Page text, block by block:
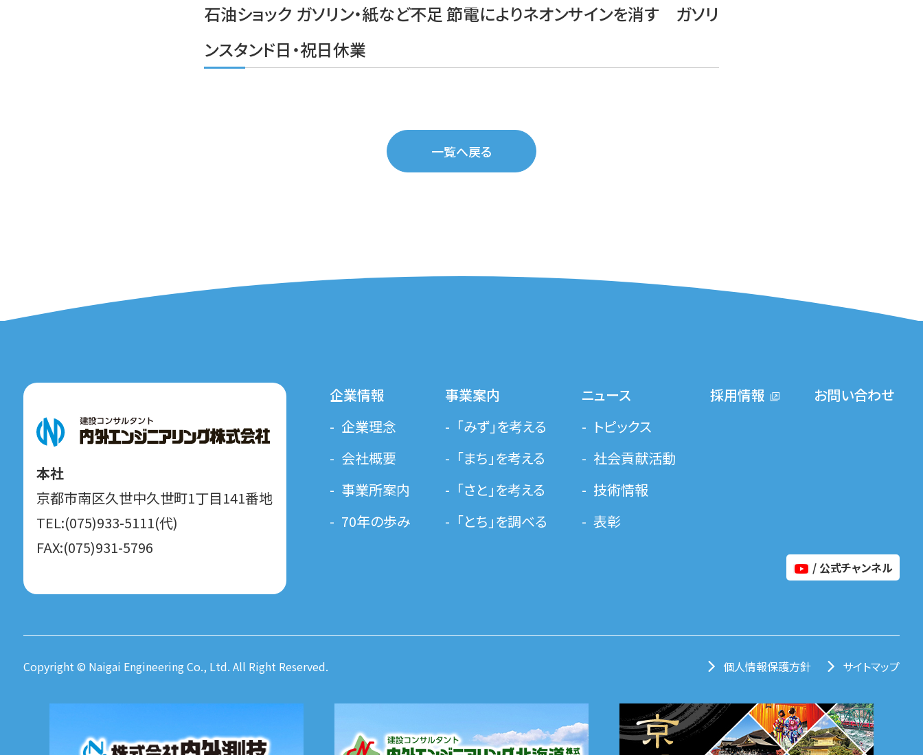
石油ショック ガソリン・紙など不足 節電によりネオンサインを消す ガソリ
ンスタンド日・祝日休業
一覧へ戻る
本社
京都市南区久世中久世町1丁目141番地
TEL:(075)933-5111(代)
FAX:(075)931-5796
企業情報
企業理念
会社概要
事業所案内
70年の歩み
事業案内
「みず」を考える
「まち」を考える
「さと」を考える
「とち」を調べる
ニュース
トピックス
社会貢献活動
技術情報
表彰
採用情報 お問い合わせ
/ 公式チャンネル
Copyright © Naigai Engineering Co., Ltd. All Right Reserved. 個人情報保護方針 サイトマップ